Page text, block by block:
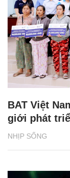
NHỊP SỐNG
BAT Việt
giới phát